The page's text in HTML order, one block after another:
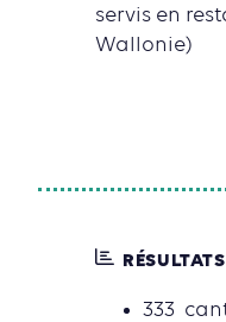
servis en
Wallonie)
333